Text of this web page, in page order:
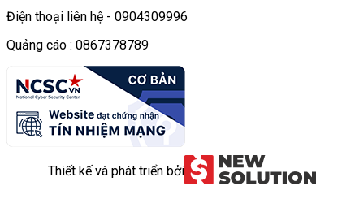
Điện thoại liên hệ - 0904309996
Quảng cáo : 0867378789
Thiết kế và phát triển bởi